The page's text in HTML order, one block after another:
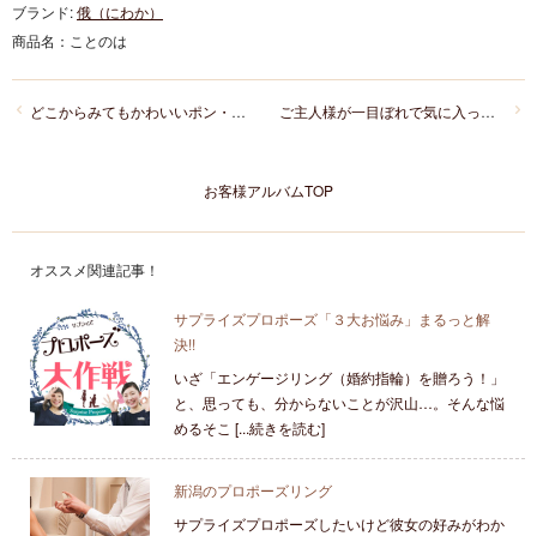
ブランド:俄（にわか）
商品名： ことのは
ご主人様が一目ぼれで気に入った伝統の技、杢目金屋のマリッジリング
どこからみてもかわいいポン・マリーとお返し時計はシンプルでかっこいいグランドセイコー
お客様アルバムTOP
オススメ関連記事！
サプライズプロポーズ「３大お悩み」まるっと解
決!!
いざ「エンゲージリング（婚約指輪）を贈ろう！」
と、思っても、分からないことが沢山…。そんな悩
めるそこ [...続きを読む]
新潟のプロポーズリング
サプライズプロポーズしたいけど彼女の好みがわか